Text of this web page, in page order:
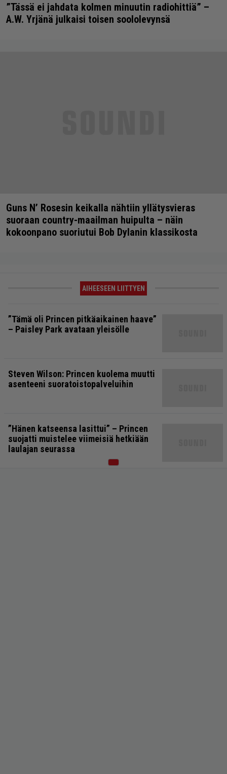
”Tässä ei jahdata kolmen minuutin radiohittiä” –
A.W. Yrjänä julkaisi toisen soololevynsä
Guns N’ Rosesin keikalla nähtiin yllätysvieras
suoraan country-maailman huipulta – näin
kokoonpano suoriutui Bob Dylanin klassikosta
AIHEESEEN LIITTYEN
”Tämä oli Princen pitkäaikainen haave”
– Paisley Park avataan yleisölle
Steven Wilson: Princen kuolema muutti
asenteeni suoratoistopalveluihin
”Hänen katseensa lasittui” – Princen
suojatti muistelee viimeisiä hetkiään
laulajan seurassa